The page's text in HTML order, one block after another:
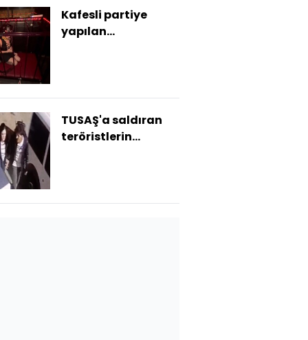
Kafesli partiye
yapılan
TUSAŞ'a saldıran
teröristlerin